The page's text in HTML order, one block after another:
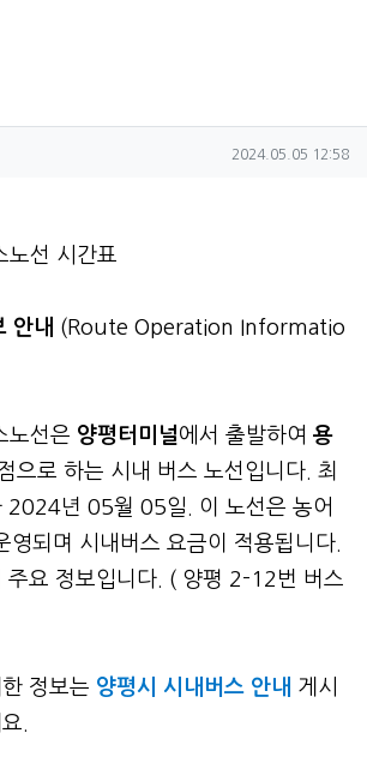
작성일
2024.05.05 12:58
선 시간표
안내 (Route Operation Informatio
노선은 양평터미널에서 출발하여 용
으로 하는 시내 버스 노선입니다. 최
2024년 05월 05일. 이 노선은 농어
영되며 시내버스 요금이 적용됩니다.
주요 정보입니다. ( 양평 2-12번 버스
정보는 양평시 시내버스 안내 게시
.